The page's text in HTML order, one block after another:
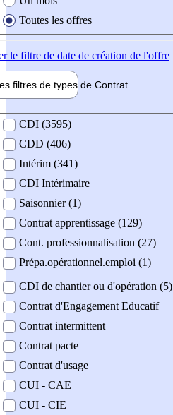
Toutes les offres
le filtre de date de création de l'offre
filtres de types de Contrat
contrat
CDI (3595)
CDD (406)
Intérim (341)
CDI Intérimaire
Saisonnier (1)
Contrat apprentissage (129)
Cont. professionnalisation (27)
Prépa.opérationnel.emploi (1)
CDI de chantier ou d'opération (5)
Contrat d'Engagement Educatif
Contrat intermittent
Contrat pacte
Contrat d'usage
CUI - CAE
CUI - CIE